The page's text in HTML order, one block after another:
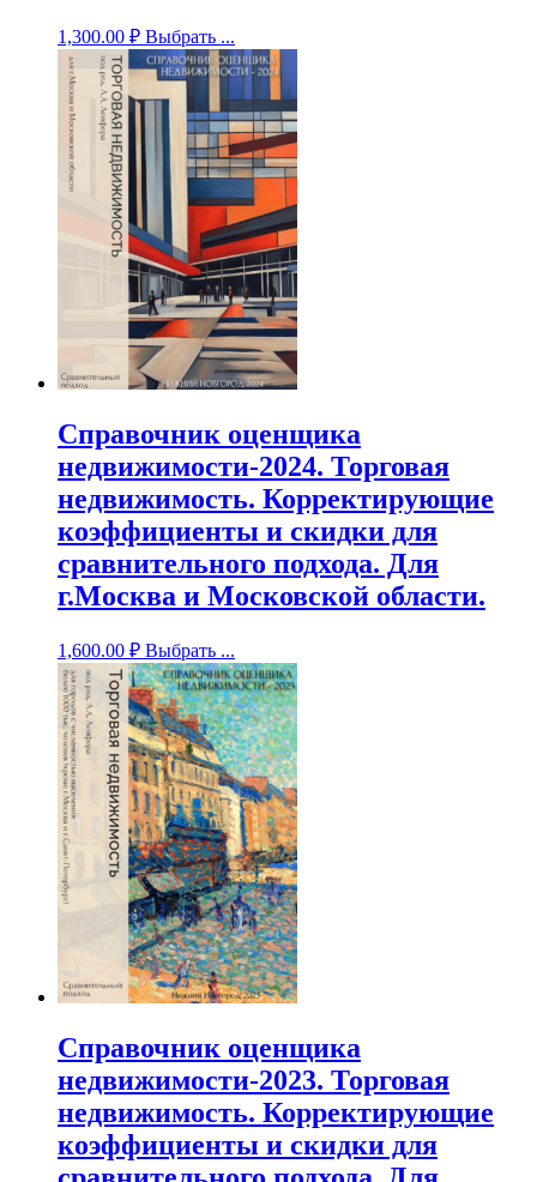
1,300.00 ₽ Выбрать ...
Справочник оценщика
недвижимости-2024. Торговая
недвижимость. Корректирующие
коэффициенты и скидки для
сравнительного подхода. Для
г.Москва и Московской области.
1,600.00 ₽ Выбрать ...
Справочник оценщика
недвижимости-2023. Торговая
недвижимость. Корректирующие
коэффициенты и скидки для